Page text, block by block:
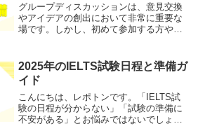
グループディスカッションは、意見交換
やアイデアの創出において非常に重要な
場です。しかし、初めて参加する方や不
ションを成功させるために準備すべきア
イテムについて、わかりや...
2025年のIELTS試験日程と準備ガ
イド
こんにちは、レポトンです。「IELTS試
験の日程が分からない」「試験の準備に
不安がある」とお悩みではないでしょう